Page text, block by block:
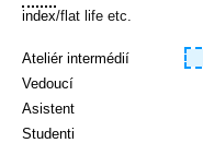
index/flat life etc.
Ateliér intermédií
Vedoucí
Asistent
Studenti